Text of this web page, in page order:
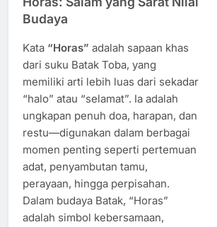
Budaya
Kata “Horas” adalah sapaan khas
dari suku Batak Toba, yang
memiliki arti lebih luas dari sekadar
“halo” atau “selamat”. Ia adalah
ungkapan penuh doa, harapan, dan
restu—digunakan dalam berbagai
momen penting seperti pertemuan
adat, penyambutan tamu,
perayaan, hingga perpisahan.
Dalam budaya Batak, “Horas”
adalah simbol kebersamaan,